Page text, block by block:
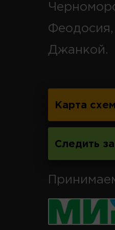
Джанкой.
Карта
Следить